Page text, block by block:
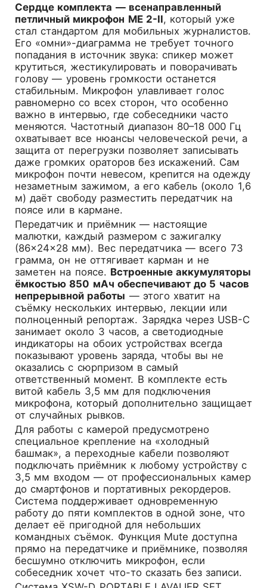
Сердце комплекта — всенаправленный
петличный микрофон ME 2-II, который уже
стал стандартом для мобильных журналистов.
Его «омни»-диаграмма не требует точного
попадания в источник звука: спикер может
крутиться, жестикулировать и поворачивать
голову — уровень громкости останется
стабильным. Микрофон улавливает голос
равномерно со всех сторон, что особенно
важно в интервью, где собеседники часто
меняются. Частотный диапазон 80–18 000 Гц
охватывает все нюансы человеческой речи, а
защита от перегрузки позволяет записывать
даже громких ораторов без искажений. Сам
микрофон почти невесом, крепится на одежду
незаметным зажимом, а его кабель (около 1,6
м) даёт свободу разместить передатчик на
поясе или в кармане.
Передатчик и приёмник — настоящие
малютки, каждый размером с зажигалку
(86×24×28 мм). Вес передатчика — всего 73
грамма, он не оттягивает карман и не
заметен на поясе. Встроенные аккумуляторы
ёмкостью 850 мАч обеспечивают до 5 часов
непрерывной работы — этого хватит на
съёмку нескольких интервью, лекции или
полноценный репортаж. Зарядка через USB-C
занимает около 3 часов, а светодиодные
индикаторы на обоих устройствах всегда
показывают уровень заряда, чтобы вы не
оказались с сюрпризом в самый
ответственный момент. В комплекте есть
витой кабель 3,5 мм для подключения
микрофона, который дополнительно защищает
от случайных рывков.
Для работы с камерой предусмотрено
специальное крепление на «холодный
башмак», а переходные кабели позволяют
подключать приёмник к любому устройству с
3,5 мм входом — от профессиональных камер
до смартфонов и портативных рекордеров.
Система поддерживает одновременную
работу до пяти комплектов в одной зоне, что
делает её пригодной для небольших
командных съёмок. Функция Mute доступна
прямо на передатчике и приёмнике, позволяя
бесшумно отключить микрофон, если
собеседник хочет что-то сказать без записи.